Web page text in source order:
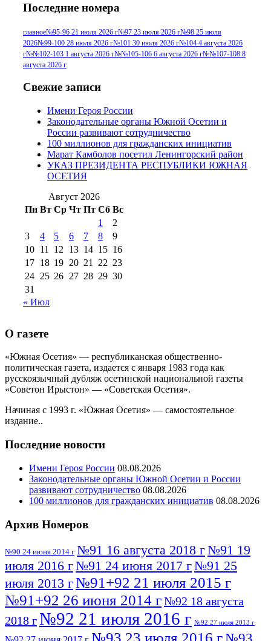
июля 2017 г(11)№96 9 августа 2012
г(13) №96 28 июля 2015 г(9) №96+97 3
июля 2014 г(10)№96+97 30 июля
2016 г(13)
июля 2017 г
2012 г
(15)
№97 30 июля 2015 г
(15)№98 1 августа 2015 г(10)№98 2
августа 2016 г(10)№98 5 июля 2014 г(10)
№98 8 августа 2013 г(9) №98 14
августа 2012 г(14)
2017 г(9) №99 4 августа 2015 г
2016 г(12) №99 8 июля 2014 г
августа 2012 г
(11)
августа 2013 г
(12)
Последние номера
главное№95-96 21 июля 2026 г№97 23 июля 2026 г№98 25 июля
2026№99-100 28 июля 2026 г№101 30 июля 2026 г№104 4 августа 2026
г№№102-103 1 августа 2026 г№№105-106 6 августа 2026 г№№107-108 8
августа 2026 г
Свежие записи
Имени Героя России
Законодательные органы Южной Осетии и
России развивают сотрудничество
100 миллионов для гражданских инициатив
Марат Камболов посетил Ленингорский район
УКАЗ ПРЕЗИДЕНТА РЕСПУБЛИКИ ЮЖНАЯ
ОСЕТИЯ
Август 2026
Пн Вт Ср Чт Пт Сб Вс
1
2
3
4 5 6 7 8
9
10 11 12 13 14 15 16
17 18 19 20 21 22 23
24 25 26 27 28 29 30
31
« Июл
О газете
«Южная Осетия» — республиканская общественно-
политическая газета, издается с января 1983 года как
русскоязычный дубляж осетинской национальной газеты
«Советон Ирыстон» — «Советская Осетия».
Начиная с 1993 г. «Южная Осетия» — самостоятельное
издание..
Последние новости
Имени Героя России 08.08.2026
Законодательные органы Южной Осетии и России
развивают сотрудничество 08.08.2026
100 миллионов для гражданских инициатив 08.08.2026
Архив Номеров
№90 24 июня 2014 г №91 16 августа 2018 г№91 19
июля 2016 г№91 24 июня 2017 г№91 25
июля 2013 г№91+92 21 июля 2015 г
№91+92 26 июня 2014 г№92 18 августа
2018 г№92 21 июля 2016 г №92 27 июля 2013 г
№93 23 июля 2016 г